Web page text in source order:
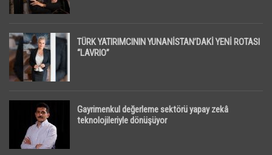
TÜRK YATIRIMCININ YUNANİSTAN’DAKİ YENİ ROTASI
“LAVRIO”
Gayrimenkul değerleme sektörü yapay zekâ
teknolojileriyle dönüşüyor